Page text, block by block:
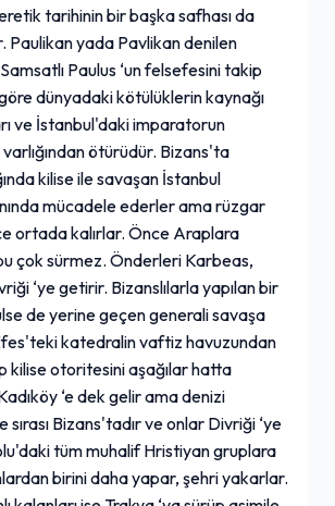
tarihinin bir başka safhası da
Paulikan yada Pavlikan denilen
Paulus ‘un felsefesini takip
dünyadaki kötülüklerin kaynağı
ve İstanbul'daki imparatorun
ötürüdür. Bizans'ta
kilise ile savaşan İstanbul
mücadele ederler ama rüzgar
ortada kalırlar. Önce Araplara
bu çok sürmez. Önderleri Karbeas,
‘ye getirir. Bizanslılarla yapılan bir
de yerine geçen generali savaşa
katedralin vaftiz havuzundan
kilise otoritesini aşağılar hatta
‘e dek gelir ama denizi
Bizans'tadır ve onlar Divriği ‘ye
tüm muhalif Hristiyan gruplara
birini daha yapar, şehri yakarlar.